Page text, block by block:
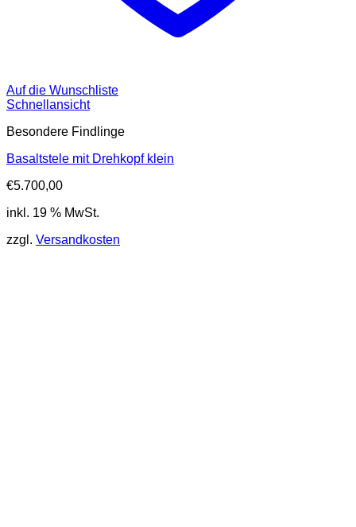
Auf die Wunschliste
Schnellansicht
Besondere Findlinge
Basaltstele mit Drehkopf klein
€5.700,00
inkl. 19 % MwSt.
zzgl. Versandkosten